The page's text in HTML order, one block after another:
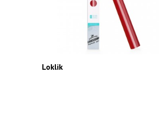
Loklik